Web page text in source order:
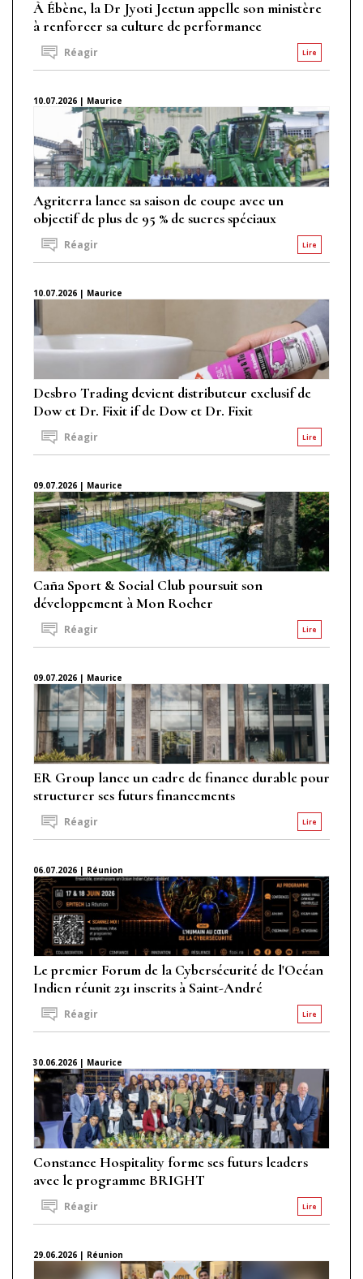
À Ébène, la Dr Jyoti Jeetun appelle son ministère
à renforcer sa culture de performance
Lire
Réagir
10.07.2026 | Maurice
Agriterra lance sa saison de coupe avec un
objectif de plus de 95 % de sucres spéciaux
Lire
Réagir
10.07.2026 | Maurice
Desbro Trading devient distributeur exclusif de
Dow et Dr. Fixit if de Dow et Dr. Fixit
Lire
Réagir
09.07.2026 | Maurice
Caña Sport & Social Club poursuit son
développement à Mon Rocher
Lire
Réagir
09.07.2026 | Maurice
ER Group lance un cadre de finance durable pour
structurer ses futurs financements
Lire
Réagir
06.07.2026 | Réunion
Le premier Forum de la Cybersécurité de l'Océan
Indien réunit 231 inscrits à Saint-André
Lire
Réagir
30.06.2026 | Maurice
Constance Hospitality forme ses futurs leaders
avec le programme BRIGHT
Lire
Réagir
29.06.2026 | Réunion